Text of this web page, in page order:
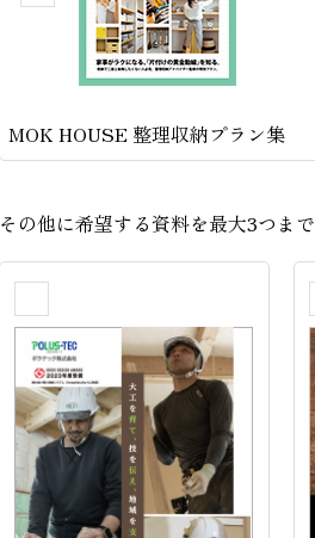
MOK HOUSE 整理収納プラン集
その他に希望する資料を最大3つまで